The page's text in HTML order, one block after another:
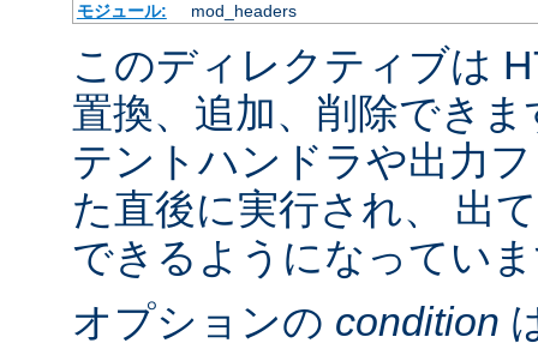
モジュール:
mod_headers
このディレクティブは
置換、追加、削除でき
テントハンドラや出力
た直後に実行され、 出
できるようになってい
オプションの condition